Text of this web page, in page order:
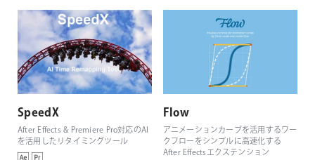
SpeedX
After Effects & Premiere Pro対応のAI
を活用したリタイミングツール
Flow
アニメーションカーブを活用するワー
クフローをシンプルに高速化する
After Effectsエクステンション